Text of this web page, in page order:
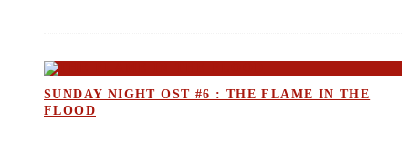
SUNDAY NIGHT OST #6 : THE FLAME IN THE
FLOOD